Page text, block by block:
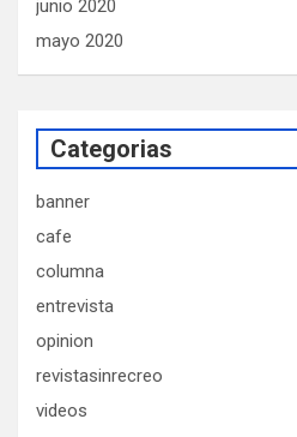
junio 2020
mayo 2020
Categorias
banner
cafe
columna
entrevista
opinion
revistasinrecreo
videos